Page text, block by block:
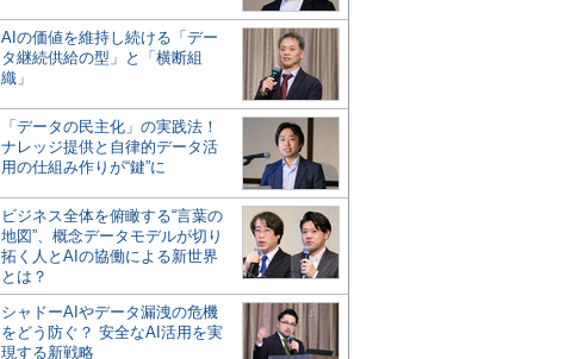
AIの価値を維持し続ける「デー
タ継続供給の型」と「横断組
織」
「データの民主化」の実践法！
ナレッジ提供と自律的データ活
用の仕組み作りが“鍵”に
ビジネス全体を俯瞰する“言葉の
地図”、概念データモデルが切り
拓く人とAIの協働による新世界
とは？
シャドーAIやデータ漏洩の危機
をどう防ぐ？ 安全なAI活用を実
現する新戦略